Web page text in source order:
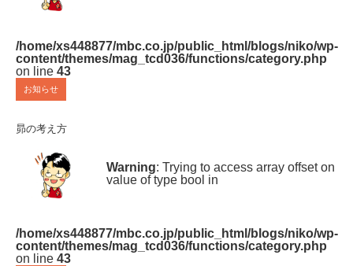
/home/xs448877/mbc.co.jp/public_html/blogs/niko/wp-
content/themes/mag_tcd036/functions/category.php
on line 43
お知らせ
昴の考え方
Warning: Trying to access array offset on
value of type bool in
/home/xs448877/mbc.co.jp/public_html/blogs/niko/wp-
content/themes/mag_tcd036/functions/category.php
on line 43